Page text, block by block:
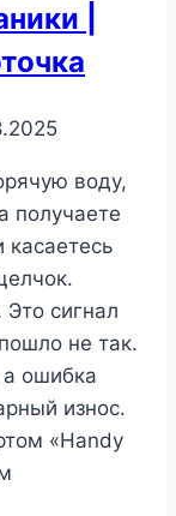
|
воду,
получаете
касаетесь
сигнал
не так.
ошибка
износ.
«Handy